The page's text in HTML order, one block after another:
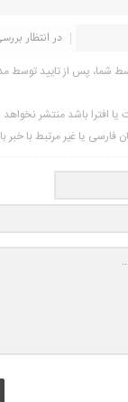
در انتظار
شما، پس از تایید توسط
افترا باشد منتشر
فارسی یا غیر مرتبط با